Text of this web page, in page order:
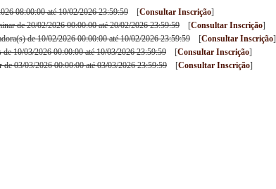
08:00:00 até 10/02/2026 23:59:59 [Consultar Inscrição]
de 20/02/2026 00:00:00 até 20/02/2026 23:59:59 [Consultar Inscrição]
de 10/02/2026 00:00:00 até 10/02/2026 23:59:59 [Consultar Inscrição]
10/03/2026 00:00:00 até 10/03/2026 23:59:59 [Consultar Inscrição]
de 03/03/2026 00:00:00 até 03/03/2026 23:59:59 [Consultar Inscrição]